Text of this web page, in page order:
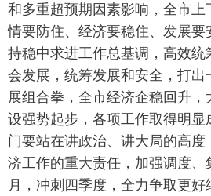
和多重超预期因素影响，全市上
情要防住、经济要稳住、发展要
持稳中求进工作总基调，高效统
会发展，统筹发展和安全，打
展组合拳，全市经济企稳回升
设强势起步，各项工作取得明显
门要站在讲政治、讲大局的高
济工作的重大责任，加强调度、
月，冲刺四季度，全力争取更